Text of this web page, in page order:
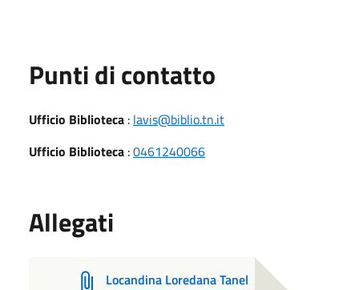
Punti di contatto
Ufficio Biblioteca : lavis@biblio.tn.it
Ufficio Biblioteca :0461240066
Allegati
Locandina Loredana Tanel